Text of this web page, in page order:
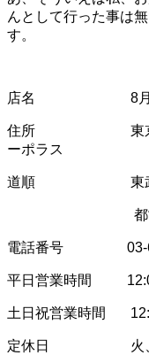
んとして行った事は
す。
店名 8月の
住所 東京都 板
ーポラス
道順 東武東上
都営三田線板
電話番号 03-
平日営業時間
土日祝営業時間
定休日 火、